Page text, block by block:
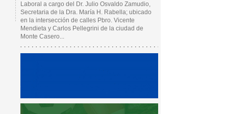
Laboral a cargo del Dr. Julio Osvaldo Zamudio,
Secretaria de la Dra. María H. Rabella; ubicado
en la intersección de calles Pbro. Vicente
Mendieta y Carlos Pellegrini de la ciudad de
Monte Casero...